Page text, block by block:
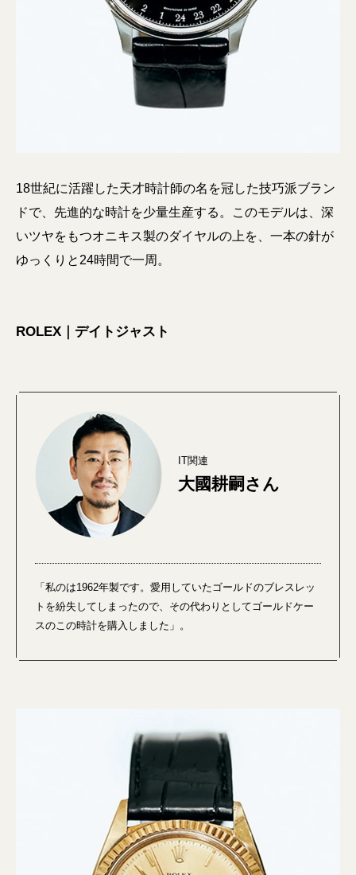
18世紀に活躍した天才時計師の名を冠した技巧派ブラン
ドで、先進的な時計を少量生産する。このモデルは、深
いツヤをもつオニキス製のダイヤルの上を、一本の針が
ゆっくりと24時間で一周。
ROLEX｜デイトジャスト
IT関連
大國耕嗣さん
「私のは1962年製です。愛用していたゴールドのブレスレッ
トを紛失してしまったので、その代わりとしてゴールドケー
スのこの時計を購入しました」。